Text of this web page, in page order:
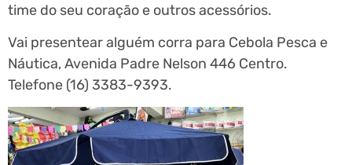
time do seu coração e outros acessórios.
Vai presentear alguém corra para Cebola Pesca e
Náutica, Avenida Padre Nelson 446 Centro.
Telefone (16) 3383-9393.